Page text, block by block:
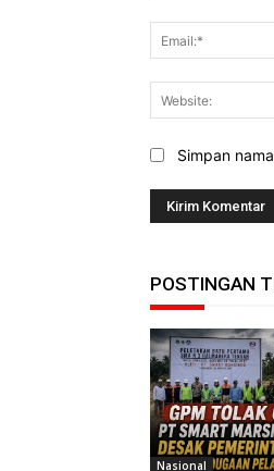
Simpan
POSTINGAN
Nasional